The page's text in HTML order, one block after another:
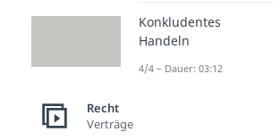
Bereicherungsrecht
zurückverlangen.
Übrigens: Das
nicht nur bei
auch bei Mietverträgen,
Konkludentes
Handeln
4/4 – Dauer: 03:12
Recht
Verträge